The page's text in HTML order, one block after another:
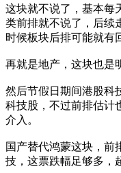
这块就不说了，基本每
类前排就不说了，后续
时候板块后排可能就有
再就是地产，这块也是
然后节假日期间港股科
科技股，不过前排估计
介入。
国产替代鸿蒙这块，前
技，这票跌幅足够多，